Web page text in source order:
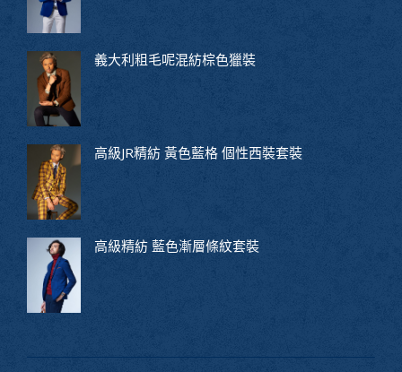
義大利粗毛呢混紡棕色獵裝
高級JR精紡 黃色藍格 個性西裝套裝
高級精紡 藍色漸層條紋套裝